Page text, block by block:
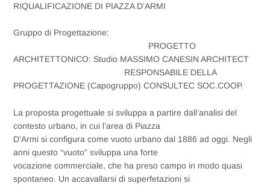
RIQUALIFICAZIONE DI PIAZZA D’ARMI
Gruppo di Progettazione:
PROGETTO
ARCHITETTONICO: Studio MASSIMO CANESIN ARCHITECT
RESPONSABILE DELLA
PROGETTAZIONE (Capogruppo) CONSULTEC SOC.COOP.
La proposta progettuale si sviluppa a partire dall’analisi del
contesto urbano, in cui l’area di Piazza
D’Armi si configura come vuoto urbano dal 1886 ad oggi. Negli
anni questo “vuoto” sviluppa una forte
vocazione commerciale, che ha preso campo in modo quasi
spontaneo. Un accavallarsi di superfetazioni si